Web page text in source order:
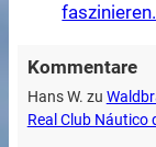
faszinieren.
Kommentare
Hans W. zu
Real Club Náutico